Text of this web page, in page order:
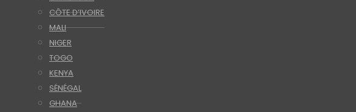
CÔTE D’IVOIRE
MALI
NIGER
TOGO
KENYA
SÉNÉGAL
GHANA